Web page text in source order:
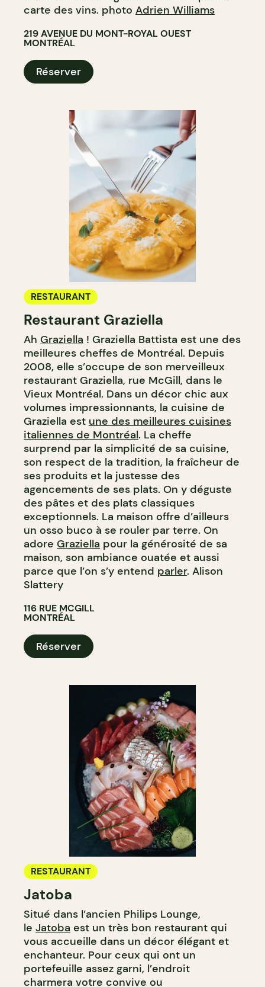
carte des vins. photo Adrien Williams
219 AVENUE DU MONT-ROYAL OUEST
MONTRÉAL
Réserver
RESTAURANT
Restaurant Graziella
Ah Graziella ! Graziella Battista est une des
meilleures cheffes de Montréal. Depuis
2008, elle s’occupe de son merveilleux
restaurant Graziella, rue McGill, dans le
Vieux Montréal. Dans un décor chic aux
volumes impressionnants, la cuisine de
Graziella est une des meilleures cuisines
italiennes de Montréal. La cheffe
surprend par la simplicité de sa cuisine,
son respect de la tradition, la fraîcheur de
ses produits et la justesse des
agencements de ses plats. On y déguste
des pâtes et des plats classiques
exceptionnels. La maison offre d’ailleurs
un osso buco à se rouler par terre. On
adore Graziella pour la générosité de sa
maison, son ambiance ouatée et aussi
parce que l’on s’y entend parler. Alison
Slattery
116 RUE MCGILL
MONTRÉAL
Réserver
RESTAURANT
Jatoba
Situé dans l’ancien Philips Lounge,
le Jatoba est un très bon restaurant qui
vous accueille dans un décor élégant et
enchanteur. Pour ceux qui ont un
portefeuille assez garni, l’endroit
charmera votre convive ou